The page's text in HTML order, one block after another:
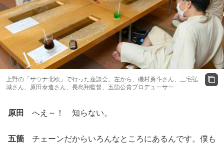
上野の「サウナ北欧」で行った座談会。左から、磯村勇斗さん、三宅弘
城さん、原田泰造さん、長島翔監督、五箇公貴プロデューサー
原田 へえ～！ 知らない。
五箇 チェーンだからいろんなところにあるんです。僕も